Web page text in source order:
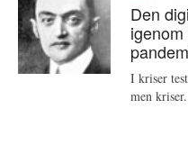
Den
I kriser
men